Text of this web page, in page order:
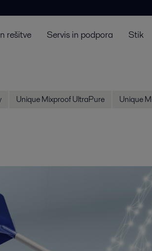
rešitve Servis in podpora Stik
Unique Mixproof UltraPure Unique